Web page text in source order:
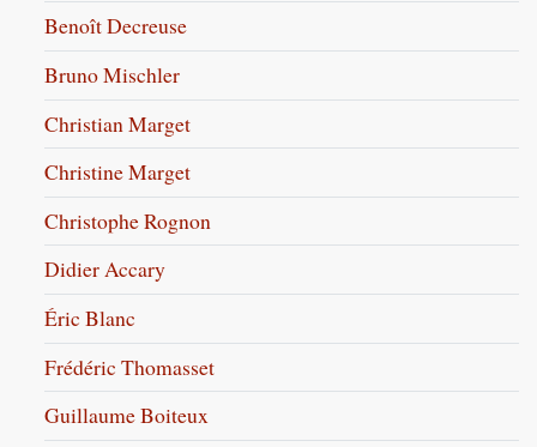
Benoît Decreuse
Bruno Mischler
Christian Marget
Christine Marget
Christophe Rognon
Didier Accary
Éric Blanc
Frédéric Thomasset
Guillaume Boiteux